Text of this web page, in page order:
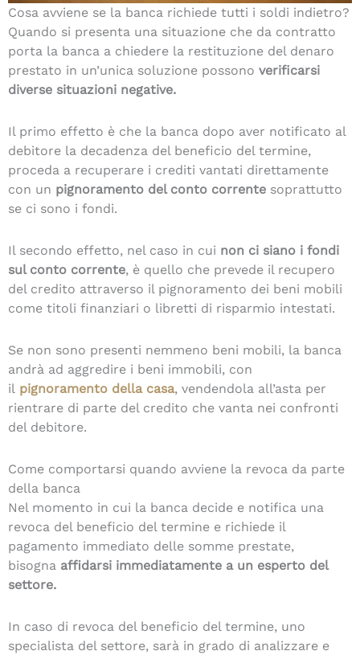
Cosa avviene se la banca richiede tutti i soldi indietro?
Quando si presenta una situazione che da contratto
porta la banca a chiedere la restituzione del denaro
prestato in un’unica soluzione possono verificarsi
diverse situazioni negative.
Il primo effetto è che la banca dopo aver notificato al
debitore la decadenza del beneficio del termine,
proceda a recuperare i crediti vantati direttamente
con un pignoramento del conto corrente soprattutto
se ci sono i fondi.
Il secondo effetto, nel caso in cui non ci siano i fondi
sul conto corrente, è quello che prevede il recupero
del credito attraverso il pignoramento dei beni mobili
come titoli finanziari o libretti di risparmio intestati.
Se non sono presenti nemmeno beni mobili, la banca
andrà ad aggredire i beni immobili, con
il pignoramento della casa, vendendola all’asta per
rientrare di parte del credito che vanta nei confronti
del debitore.
Come comportarsi quando avviene la revoca da parte
della banca
Nel momento in cui la banca decide e notifica una
revoca del beneficio del termine e richiede il
pagamento immediato delle somme prestate,
bisogna affidarsi immediatamente a un esperto del
settore.
In caso di revoca del beneficio del termine, uno
specialista del settore, sarà in grado di analizzare e